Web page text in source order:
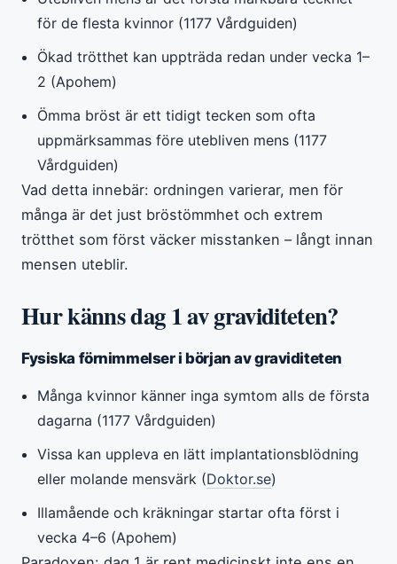
för de flesta kvinnor (1177 Vårdguiden)
Ökad trötthet kan uppträda redan under vecka 1–
2 (Apohem)
Ömma bröst är ett tidigt tecken som ofta
uppmärksammas före utebliven mens (1177
Vårdguiden)
Vad detta innebär: ordningen varierar, men för
många är det just bröstömmhet och extrem
trötthet som först väcker misstanken – långt innan
mensen uteblir.
Hur känns dag 1 av graviditeten?
Fysiska förnimmelser i början av graviditeten
Många kvinnor känner inga symtom alls de första
dagarna (1177 Vårdguiden)
Vissa kan uppleva en lätt implantationsblödning
eller molande mensvärk (Doktor.se)
Illamående och kräkningar startar ofta först i
vecka 4–6 (Apohem)